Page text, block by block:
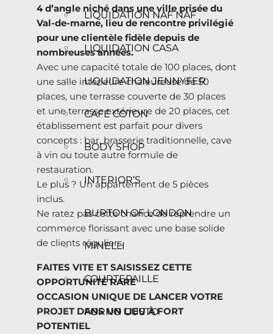
LIQUIDATION NAF NAF
LIQUIDATION CASA
LIQUIDATION JENNYFER
CAFÉ COTON
BODY SHOP
INTERIOR’S
BURTON OF LONDON
MINELLI
COURTEPAILLE
FORNO GUSTO
4 d’angle niché dans une ville prisée du
Val-de-marne, lieu de rencontre privilégié
pour une clientèle fidèle depuis de
nombreuses années.
Avec une capacité totale de 100 places, dont
une salle intérieure chaleureuse de 50
places, une terrasse couverte de 30 places
et une terrasse extérieure de 20 places, cet
établissement est parfait pour divers
concepts : bar, brasserie traditionnelle, cave
à vin ou toute autre formule de
restauration.
Le plus ? Un appartement de 5 pièces
inclus.
Ne ratez pas cette chance de reprendre un
commerce florissant avec une base solide
de clients réguliers.
FAITES VITE ET SAISISSEZ CETTE
OPPORTUNITÉ RARE
OCCASION UNIQUE DE LANCER VOTRE
PROJET DANS UN LIEU À FORT
POTENTIEL